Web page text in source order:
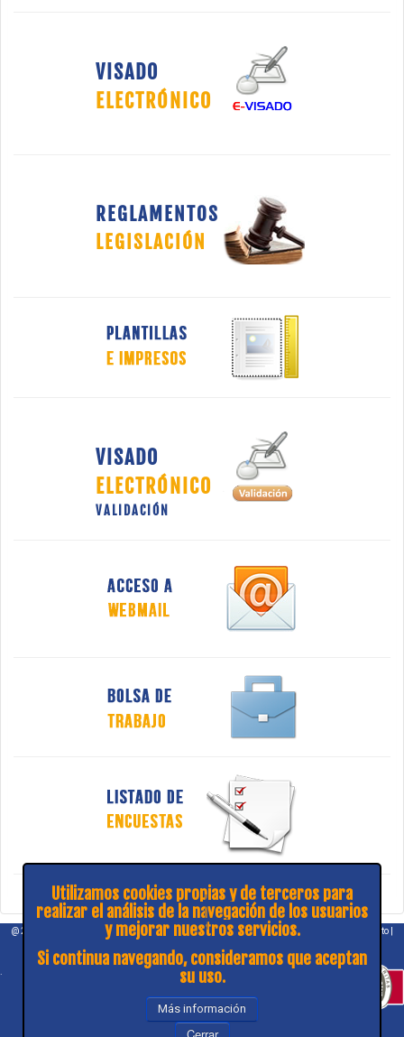
@ 2026 COPITIBA | Aviso legal |Política de privacidad |¿Consulta y sugerencias? Contacto
Mapa web
Utilizamos cookies propias y de terceros para
realizar el análisis de la navegación de los usuarios
y mejorar nuestros servicios.
Si continua navegando, consideramos que aceptan
su uso.
Más información